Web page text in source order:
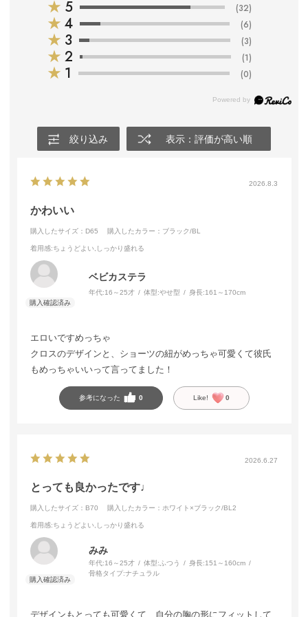
★ 5 (32)
★ 4 (6)
★ 3 (3)
★ 2 (1)
★ 1 (0)
絞り込み 表示：評価が高い順
2026.8.3
かわいい
購入したサイズ：D65 購入したカラー：ブラック/BL
着用感:ちょうどよい,しっかり盛れる
ベビカステラ
年代:16～25才 体型:やせ型 身長:161～170cm
エロいですめっちゃ
クロスのデザインと、ショーツの紐がめっちゃ可愛くて彼氏
もめっちゃいいって言ってました！
参考になった 0 Like! 0
2026.6.27
とっても良かったです♩
購入したサイズ：B70 購入したカラー：ホワイト×ブラック/BL2
着用感:ちょうどよい,しっかり盛れる
みみ
年代:16～25才 体型: ふつう 身長:151～160cm
骨格タイプ:ナチュラル
デザインもとっても可愛くて、自分の胸の形にフィットして